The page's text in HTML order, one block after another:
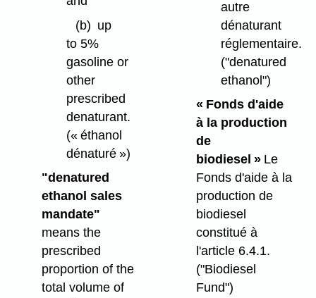
(b) up
to 5%
gasoline or
other
prescribed
denaturant.
(« éthanol
dénaturé »)
"denatured
ethanol sales
mandate"
means the
prescribed
proportion of the
total volume of
autre
dénaturant
réglementaire.
("denatured
ethanol")
« Fonds d'aide
à la production
de
biodiesel »Le
Fonds d'aide à la
production de
biodiesel
constitué à
l'article 6.4.1.
("Biodiesel
Fund")